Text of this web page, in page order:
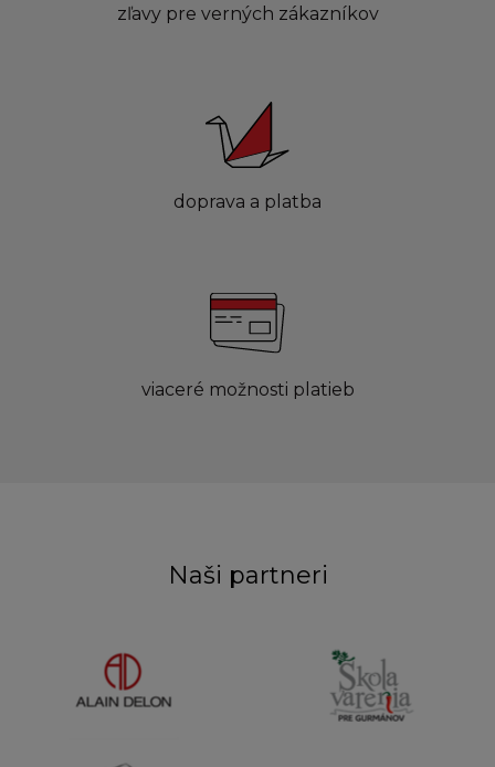
zľavy pre verných zákazníkov
doprava a platba
viaceré možnosti platieb
Naši partneri